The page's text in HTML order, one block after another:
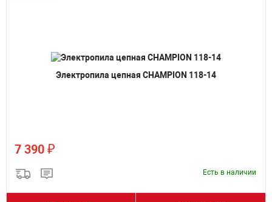
Электропила цепная CHAMPION 118-14
7 390 ₽
Есть в наличии